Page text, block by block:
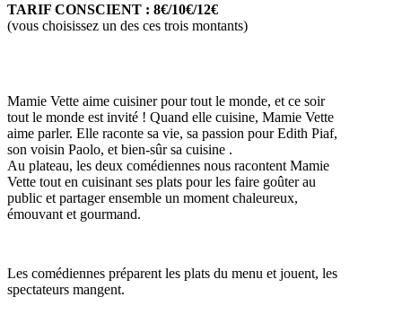
TARIF CONSCIENT : 8€/10€/12€
(vous choisissez un des ces trois montants)
Mamie Vette aime cuisiner pour tout le monde, et ce soir
tout le monde est invité ! Quand elle cuisine, Mamie Vette
aime parler. Elle raconte sa vie, sa passion pour Edith Piaf,
son voisin Paolo, et bien-sûr sa cuisine .
Au plateau, les deux comédiennes nous racontent Mamie
Vette tout en cuisinant ses plats pour les faire goûter au
public et partager ensemble un moment chaleureux,
émouvant et gourmand.
Les comédiennes préparent les plats du menu et jouent, les
spectateurs mangent.